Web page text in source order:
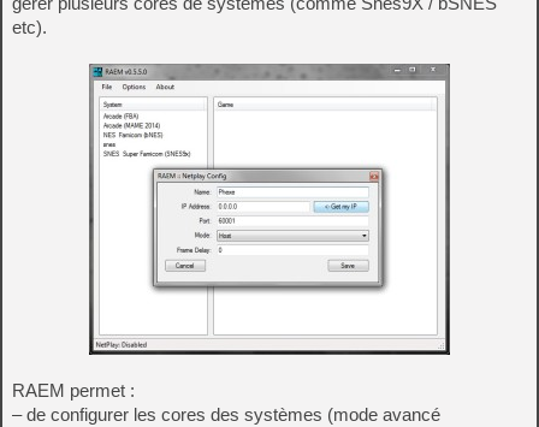
etc).
RAEM permet :
– de configurer les cores des systèmes (mode avancé